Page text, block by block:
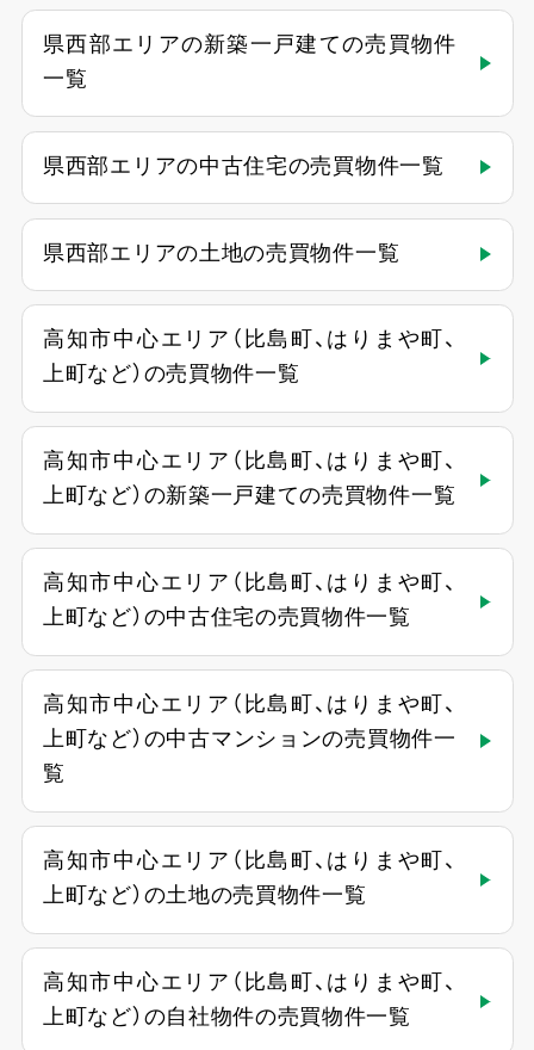
県西部エリアの新築一戸建ての売買物件
一覧
県西部エリアの中古住宅の売買物件一覧
県西部エリアの土地の売買物件一覧
高知市中心エリア（比島町、はりまや町、
上町など）の売買物件一覧
高知市中心エリア（比島町、はりまや町、
上町など）の新築一戸建ての売買物件一覧
高知市中心エリア（比島町、はりまや町、
上町など）の中古住宅の売買物件一覧
高知市中心エリア（比島町、はりまや町、
上町など）の中古マンションの売買物件一
覧
高知市中心エリア（比島町、はりまや町、
上町など）の土地の売買物件一覧
高知市中心エリア（比島町、はりまや町、
上町など）の自社物件の売買物件一覧